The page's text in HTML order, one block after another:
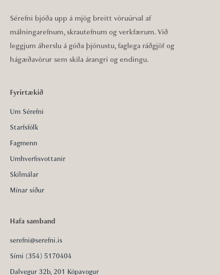
Sérefni bjóða upp á mjög breitt vöruúrval af
málningarefnum, skrautefnum og verkfærum. Við
leggjum áherslu á góða þjónustu, faglega ráðgjöf og
hágæðavörur sem skila árangri og endingu.
Fyrirtækið
Um Sérefni
Starfsfólk
Fagmenn
Umhverfisvottanir
Skilmálar
Mínar síður
Hafa samband
serefni@serefni.is
Sími (354) 5170404
Dalvegur 32b, 201 Kópavogur